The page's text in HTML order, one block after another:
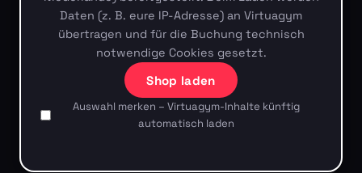
Daten (z. B. eure IP-Adresse) an Virtuagym
übertragen und für die Buchung technisch
notwendige Cookies gesetzt.
Shop laden
Auswahl merken – Virtuagym-Inhalte künftig
automatisch laden